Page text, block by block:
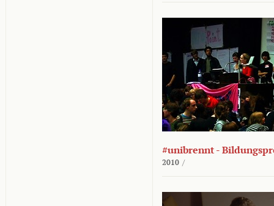
#unibrennt -
2010 /